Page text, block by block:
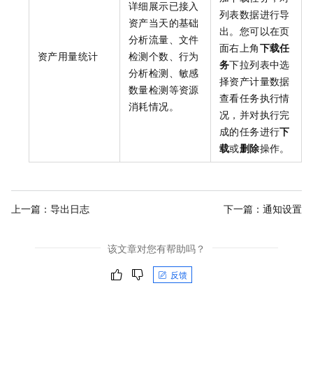
资产用量统计
详细展示已接入
资产当天的基础
分析流量、文件
检测个数、行为
分析检测、敏感
数量检测等资源
消耗情况。
列表数据进行导
出。您可以在页
面右上角下载任
务下拉列表中选
择资产计量数据
查看任务执行情
况，并对执行完
成的任务进行下
载或删除操作。
上一篇： 导出日志 下一篇： 通知设置
该文章对您有帮助吗？
反馈